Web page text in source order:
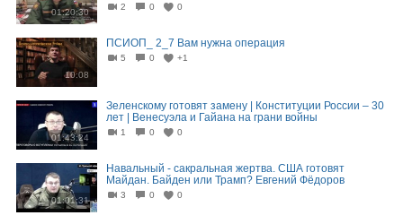
01:20:30
2 0 0
10:08
ПСИОП_ 2_7 Вам нужна операция
5 0 +1
01:43:24
Зеленскому готовят замену | Конституции России – 30
лет | Венесуэла и Гайана на грани войны
1 0 0
01:01:31
Навальный - сакральная жертва. США готовят
Майдан. Байден или Трамп? Евгений Фёдоров
3 0 0